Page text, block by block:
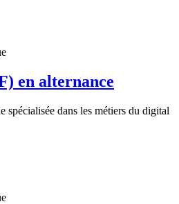
en alternance
dans les métiers du digital